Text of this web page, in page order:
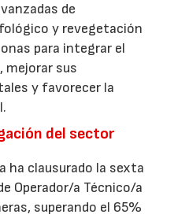
de
y revegetación
para integrar el
mejorar sus
y favorecer la
del sector
ha clausurado la sexta
Operador/a Técnico/a
superando el 65%